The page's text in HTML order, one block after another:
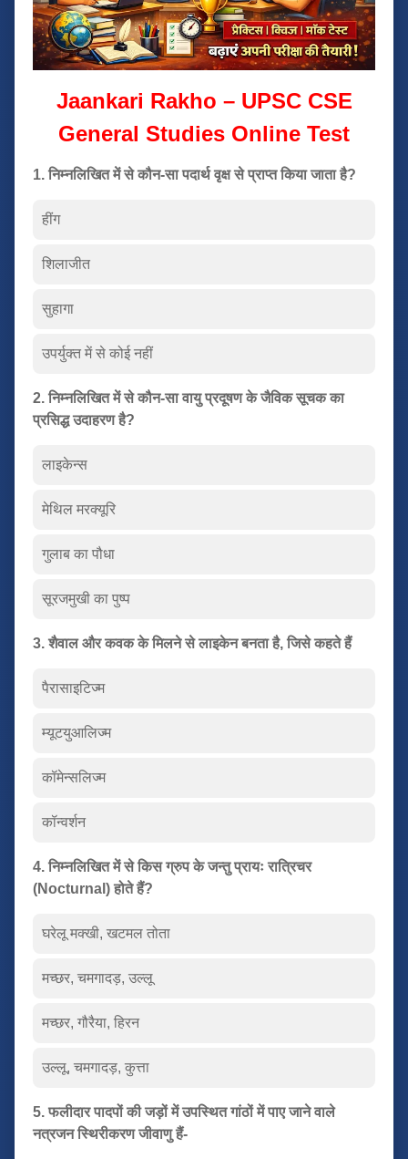
Jaankari Rakho – UPSC CSE
General Studies Online Test
1. निम्नलिखित में से कौन-सा पदार्थ वृक्ष से प्राप्त किया जाता है?
हींग
शिलाजीत
सुहागा
उपर्युक्त में से कोई नहीं
2. निम्नलिखित में से कौन-सा वायु प्रदूषण के जैविक सूचक का
प्रसिद्ध उदाहरण है?
लाइकेन्स
मेथिल मरक्यूरि
गुलाब का पौधा
सूरजमुखी का पुष्प
3. शैवाल और कवक के मिलने से लाइकेन बनता है, जिसे कहते हैं
पैरासाइटिज्म
म्यूटयुआलिज्म
कॉमेन्सलिज्म
कॉन्वर्शन
4. निम्नलिखित में से किस ग्रुप के जन्तु प्रायः रात्रिचर
(Nocturnal) होते हैं?
घरेलू मक्खी, खटमल तोता
मच्छर, चमगादड़, उल्लू
मच्छर, गौरैया, हिरन
उल्लू, चमगादड़, कुत्ता
5. फलीदार पादपों की जड़ों में उपस्थित गांठों में पाए जाने वाले
नत्रजन स्थिरीकरण जीवाणु हैं-